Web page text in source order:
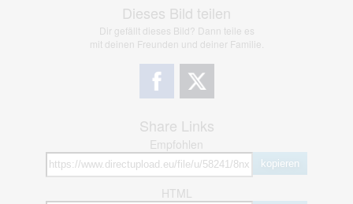
Dieses Bild teilen
Dir gefällt dieses Bild? Dann teile es
mit deinen Freunden und deiner Familie.
Share Links
Empfohlen
kopieren
HTML